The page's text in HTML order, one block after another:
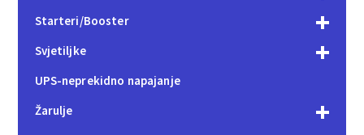
Starteri/Booster
Svjetiljke
UPS-neprekidno napajanje
Žarulje